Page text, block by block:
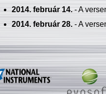
2014. február 14.- A
2014. február 28.- A